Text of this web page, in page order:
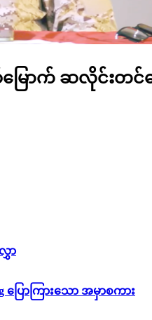
မြောက် ဆလိုင်းတ
ာ
ပြောကြားသော အမှာစကား